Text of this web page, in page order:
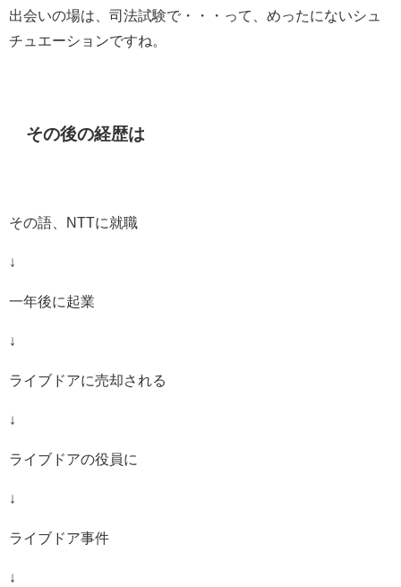
出会いの場は、司法試験で・・・って、めったにないシュ
チュエーションですね。
その後の経歴は
その語、NTTに就職
↓
一年後に起業
↓
ライブドアに売却される
↓
ライブドアの役員に
↓
ライブドア事件
↓